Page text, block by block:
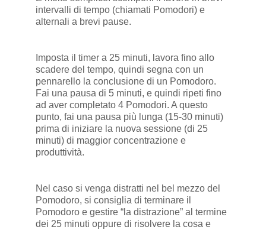
intervalli di tempo (chiamati Pomodori) e
alternali a brevi pause.
Imposta il timer a 25 minuti, lavora fino allo
scadere del tempo, quindi segna con un
pennarello la conclusione di un Pomodoro.
Fai una pausa di 5 minuti, e quindi ripeti fino
ad aver completato 4 Pomodori. A questo
punto, fai una pausa più lunga (15-30 minuti)
prima di iniziare la nuova sessione (di 25
minuti) di maggior concentrazione e
produttività.
Nel caso si venga distratti nel bel mezzo del
Pomodoro, si consiglia di terminare il
Pomodoro e gestire “la distrazione” al termine
dei 25 minuti oppure di risolvere la cosa e